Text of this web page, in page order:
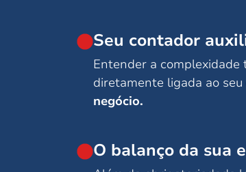
Seu contador
Entender a complexidade
diretamente ligada ao
negócio.
O balanço da sua